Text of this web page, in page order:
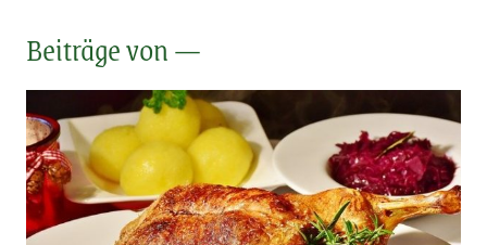
Beiträge von —